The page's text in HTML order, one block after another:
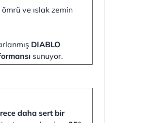
ve ıslak zemin
DIABLO
sunuyor.
daha sert bir